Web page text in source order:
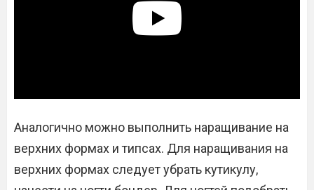
Аналогично можно выполнить наращивание на
верхних формах и типсах. Для наращивания на
верхних формах следует убрать кутикулу,